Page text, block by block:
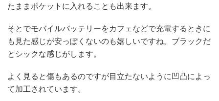
たままポケットに入れることも出来ます。
そとでモバイルバッテリーをカフェなどで充電するときに
も見た感じが安っぽくないのも嬉しいですね。ブラックだ
とシックな感じがします。
よく見ると傷もあるのですが目立たないように凹凸によっ
て加工されています。